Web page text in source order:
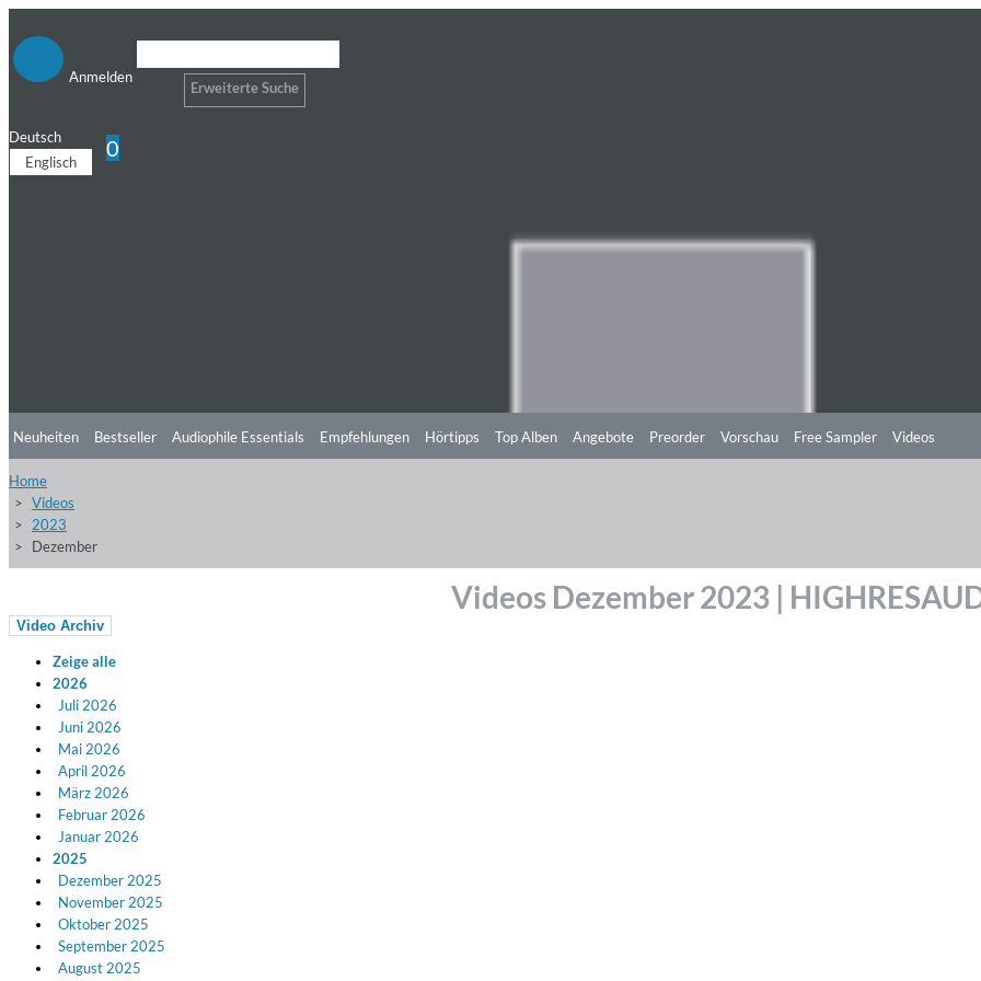
Anmelden
Erweiterte Suche
Deutsch
Englisch
0
Neuheiten Bestseller Audiophile Essentials Empfehlungen Hörtipps Top Alben Angebote Preorder Vorschau Free Sampler Videos
Home
Videos
2023
Dezember
Videos Dezember 2023 |
Video Archiv
Zeige alle
2026
Juli 2026
Juni 2026
Mai 2026
April 2026
März 2026
Februar 2026
Januar 2026
2025
Dezember 2025
November 2025
Oktober 2025
September 2025
August 2025